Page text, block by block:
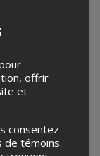
la vente de
veuillez
! Productions
offrir
et
consentez
de témoins.